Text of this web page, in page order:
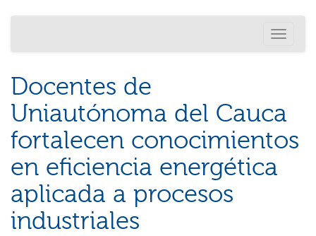
Toggle
Docentes de
Uniautónoma del Cauca
fortalecen conocimientos
en eficiencia energética
aplicada a procesos
industriales